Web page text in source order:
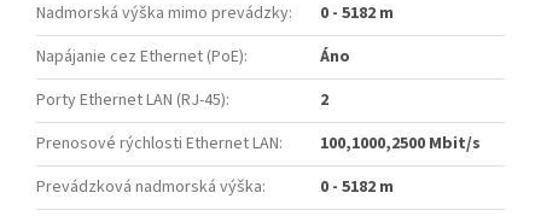
Nadmorská výška mimo prevádzky:
0 - 5182 m
Napájanie cez Ethernet (PoE):
Áno
Porty Ethernet LAN (RJ-45):
2
Prenosové rýchlosti Ethernet LAN:
100,1000,2500 Mbit/s
Prevádzková nadmorská výška:
0 - 5182 m